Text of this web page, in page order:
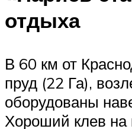
отдыха
В 60 км от
пруд (22 Га),
оборудованы
Хороший клев на